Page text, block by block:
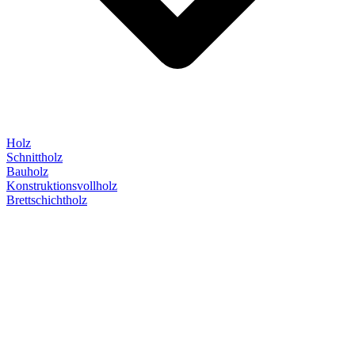
Holz
Schnittholz
Bauholz
Konstruktionsvollholz
Brettschichtholz